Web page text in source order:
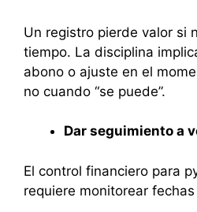
Un registro pierde valor si
tiempo. La disciplina
abono o ajuste en el
no cuando “se puede”.
Dar seguimiento a
El control financiero para
requiere monitorear